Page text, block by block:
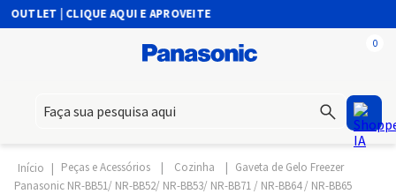
| CLIQUE AQUI E APROVEITE
0
Peças e Acessórios Cozinha
Gaveta de Gelo Freezer
Panasonic NR-BB51/ NR-BB52/ NR-BB53/ NR-BB71 / NR-BB64 / NR-BB65